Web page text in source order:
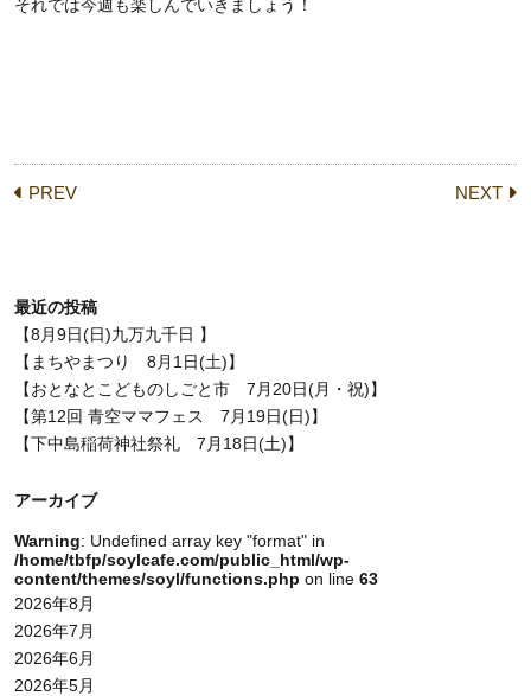
それでは今週も楽しんでいきましょう！
PREV NEXT
最近の投稿
【8月9日(日)九万九千日 】
【まちやまつり 8月1日(土)】
【おとなとこどものしごと市 7月20日(月・祝)】
【第12回 青空ママフェス 7月19日(日)】
【下中島稲荷神社祭礼 7月18日(土)】
アーカイブ
Warning: Undefined array key "format" in
/home/tbfp/soylcafe.com/public_html/wp-
content/themes/soyl/functions.php on line 63
2026年8月
2026年7月
2026年6月
2026年5月